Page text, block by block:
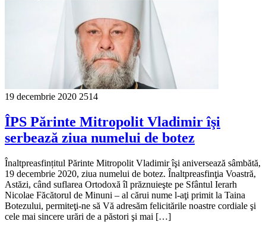
19 decembrie 2020 2514
ÎPS Părinte Mitropolit Vladimir îşi
serbează ziua numelui de botez
Înaltpreasfințitul Părinte Mitropolit Vladimir îşi aniversează sâmbătă,
19 decembrie 2020, ziua numelui de botez. Înaltpreasfinţia Voastră,
Astăzi, când suflarea Ortodoxă îl prăznuieşte pe Sfântul Ierarh
Nicolae Făcătorul de Minuni – al cărui nume l-aţi primit la Taina
Botezului, permiteţi-ne să Vă adresăm felicitările noastre cordiale şi
cele mai sincere urări de a păstori şi mai […]